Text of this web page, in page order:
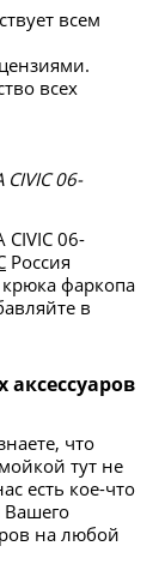
всем
всех
06-
06-
Россия
фаркопа
в
что
тут не
есть кое-что
Вашего
на любой